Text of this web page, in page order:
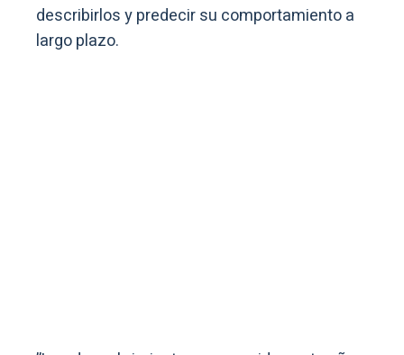
describirlos y predecir su comportamiento a
largo plazo.